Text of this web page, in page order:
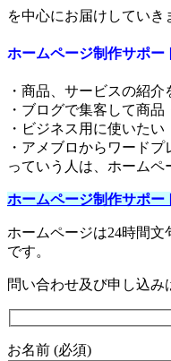
を中心にお届けしていき
ホームページ制作サポー
・商品、サービスの紹介
・ブログで集客して商
・ビジネス用に使いたい
・アメブロからワードプ
っていう人は、ホームペ
ホームページ制作サポー
ホームページは24時間
です。
問い合わせ及び申し込み
お名前 (必須)